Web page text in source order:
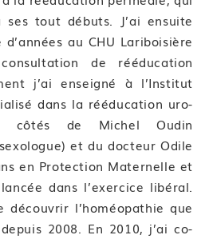
ses tout débuts. J’ai ensuite
au CHU Lariboisière
de rééducation
j’ai enseigné à l’Institut
dans la rééducation uro-
côtés de Michel Oudin
et du docteur Odile
en Protection Maternelle et
dans l’exercice libéral.
découvrir l’homéopathie que
2008. En 2010, j’ai co-